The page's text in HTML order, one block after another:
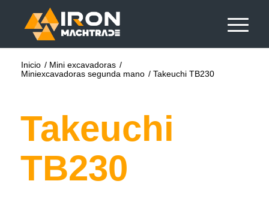
Inicio / Mini excavadoras /
Miniexcavadoras segunda mano / Takeuchi TB230
Takeuchi
TB230